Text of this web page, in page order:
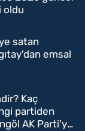
oldu
satan
emsal
Kaç
partiden
AK Parti'ye